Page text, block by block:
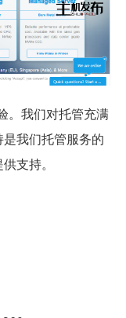
。我们对托管充满
我们托管服务的
支持。